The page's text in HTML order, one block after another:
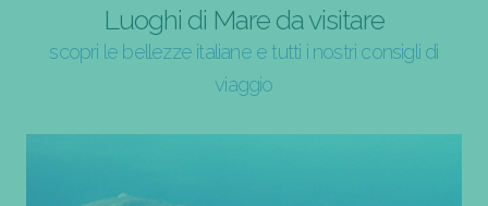
Luoghi di Mare da visitare
scopri le bellezze italiane e tutti i nostri consigli di
viaggio